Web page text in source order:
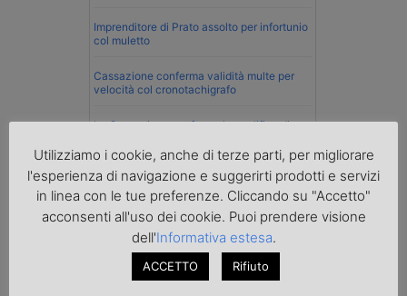
Imprenditore di Prato assolto per infortunio
col muletto
Cassazione conferma validità multe per
velocità col cronotachigrafo
La Cassazione conferma la qualifica di
Esenzione Iva nei trasporti internazionali
su tutta la filiera
Mare
Utilizziamo i cookie, anche di terze parti, per migliorare
l'esperienza di navigazione e suggerirti prodotti e servizi
in linea con le tue preferenze. Cliccando su "Accetto"
acconsenti all'uso dei cookie. Puoi prendere visione
dell'Informativa estesa.
ACCETTO Rifiuto